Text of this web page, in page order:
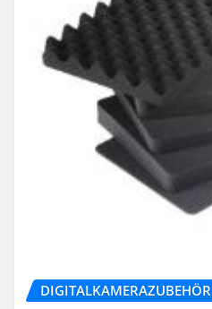
DIGITALKAMERAZUBEHÖR